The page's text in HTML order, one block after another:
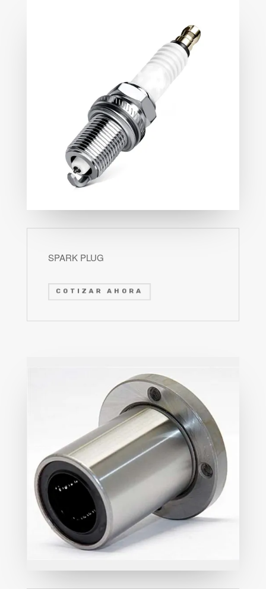
SPARK PLUG
COTIZAR AHORA